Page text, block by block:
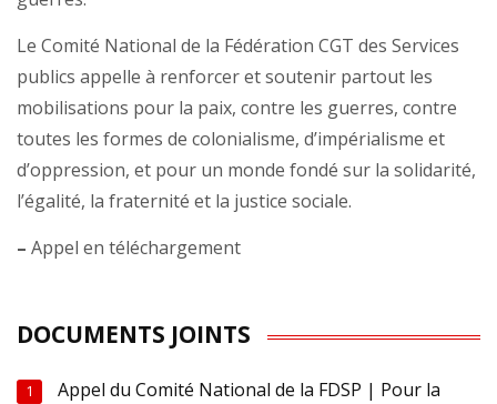
Le Comité National de la Fédération CGT des Services
publics appelle à renforcer et soutenir partout les
mobilisations pour la paix, contre les guerres, contre
toutes les formes de colonialisme, d’impérialisme et
d’oppression, et pour un monde fondé sur la solidarité,
l’égalité, la fraternité et la justice sociale.
– Appel en téléchargement
DOCUMENTS JOINTS
1
Appel du Comité National de la FDSP | Pour la